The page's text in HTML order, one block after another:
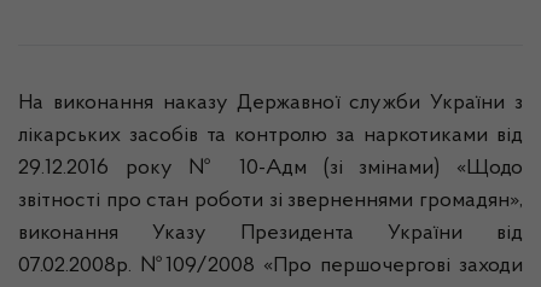
На виконання наказу Державної служби України з
лікарських засобів та контролю за наркотиками від
29.12.2016 року № 10-Адм (зі змінами) «Щодо
звітності про стан роботи зі зверненнями громадян»,
виконання Указу Президента України від
07.02.2008р. №109/2008 «Про першочергові заходи